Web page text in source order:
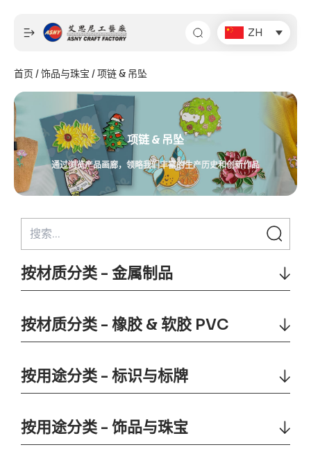
ZH
首页 /饰品与珠宝 / 项链 & 吊坠
项链 & 吊坠
通过浏览产品画廊，领略我们丰富的生产历史和创新作品
按材质分类 - 金属制品
按材质分类 - 橡胶 & 软胶 PVC
按用途分类 - 标识与标牌
按用途分类 - 饰品与珠宝